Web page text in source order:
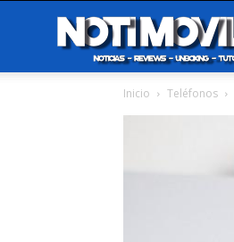
Inicio Teléfonos